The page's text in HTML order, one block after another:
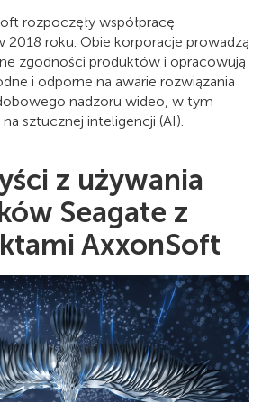
rozpoczęły współpracę
roku. Obie korporacje prowadzą
zgodności produktów i opracowują
i odporne na awarie rozwiązania
nadzoru wideo, w tym
sztucznej inteligencji (AI).
z używania
Seagate z
AxxonSoft